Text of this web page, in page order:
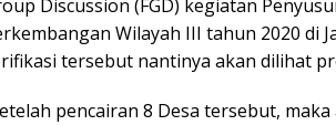
Discussion (FGD) kegiatan
Wilayah III tahun 2020 di
tersebut nantinya akan dilihat
pencairan 8 Desa tersebut,